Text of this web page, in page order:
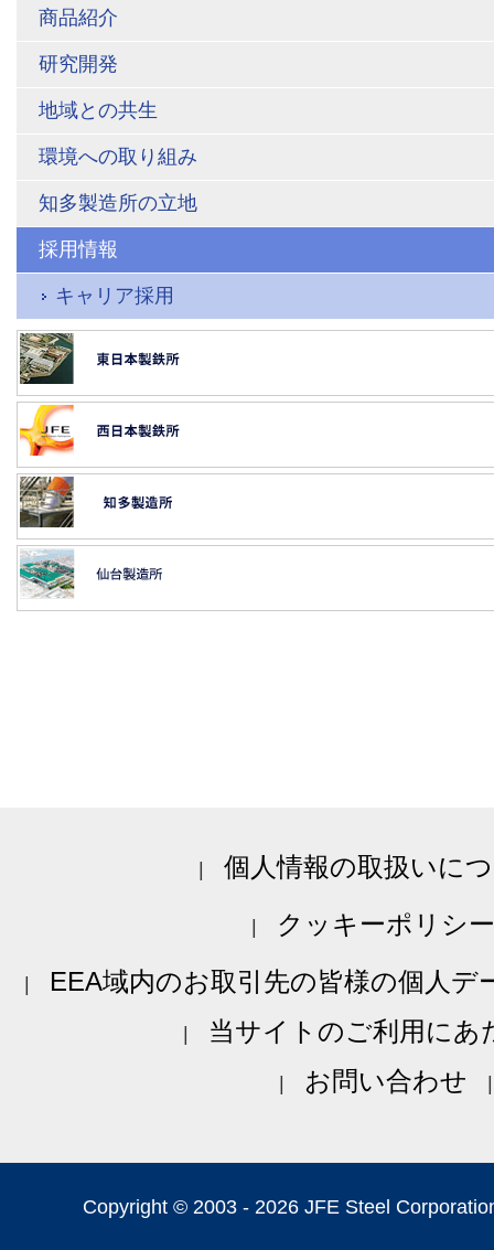
商品紹介
研究開発
地域との共生
環境への取り組み
知多製造所の立地
採用情報
キャリア採用
個人情報の取扱いに
クッキーポリシー
EEA域内のお取引先の皆様の個人デ
当サイトのご利用にあ
お問い合わせ
Copyright © 2003 - 2026 JFE Steel